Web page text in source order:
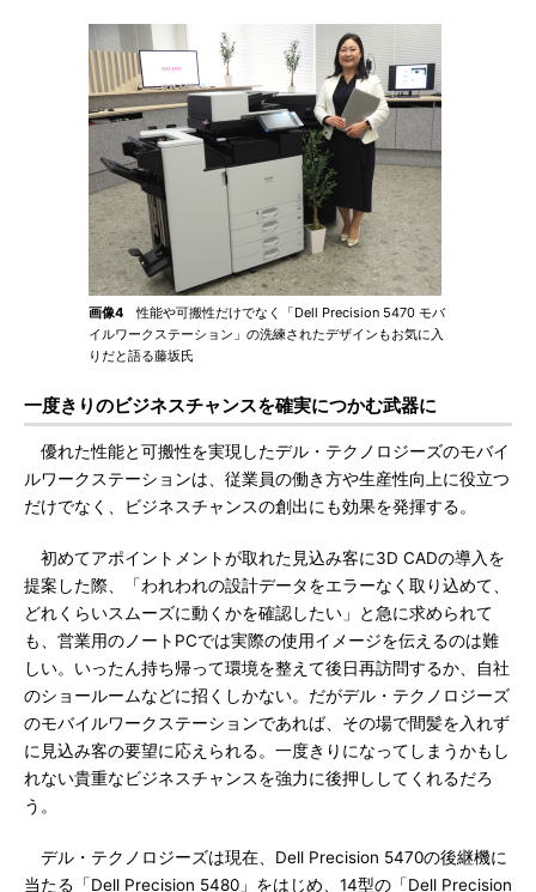
画像4 性能や可搬性だけでなく「Dell Precision 5470 モバ
イルワークステーション」の洗練されたデザインもお気に入
りだと語る藤坂氏
一度きりのビジネスチャンスを確実につかむ武器に
優れた性能と可搬性を実現したデル・テクノロジーズのモバイ
ルワークステーションは、従業員の働き方や生産性向上に役立つ
だけでなく、ビジネスチャンスの創出にも効果を発揮する。
初めてアポイントメントが取れた見込み客に3D CADの導入を
提案した際、「われわれの設計データをエラーなく取り込めて、
どれくらいスムーズに動くかを確認したい」と急に求められて
も、営業用のノートPCでは実際の使用イメージを伝えるのは難
しい。いったん持ち帰って環境を整えて後日再訪問するか、自社
のショールームなどに招くしかない。だがデル・テクノロジーズ
のモバイルワークステーションであれば、その場で間髪を入れず
に見込み客の要望に応えられる。一度きりになってしまうかもし
れない貴重なビジネスチャンスを強力に後押ししてくれるだろ
う。
デル・テクノロジーズは現在、Dell Precision 5470の後継機に
当たる「Dell Precision 5480」をはじめ、14型の「Dell Precision